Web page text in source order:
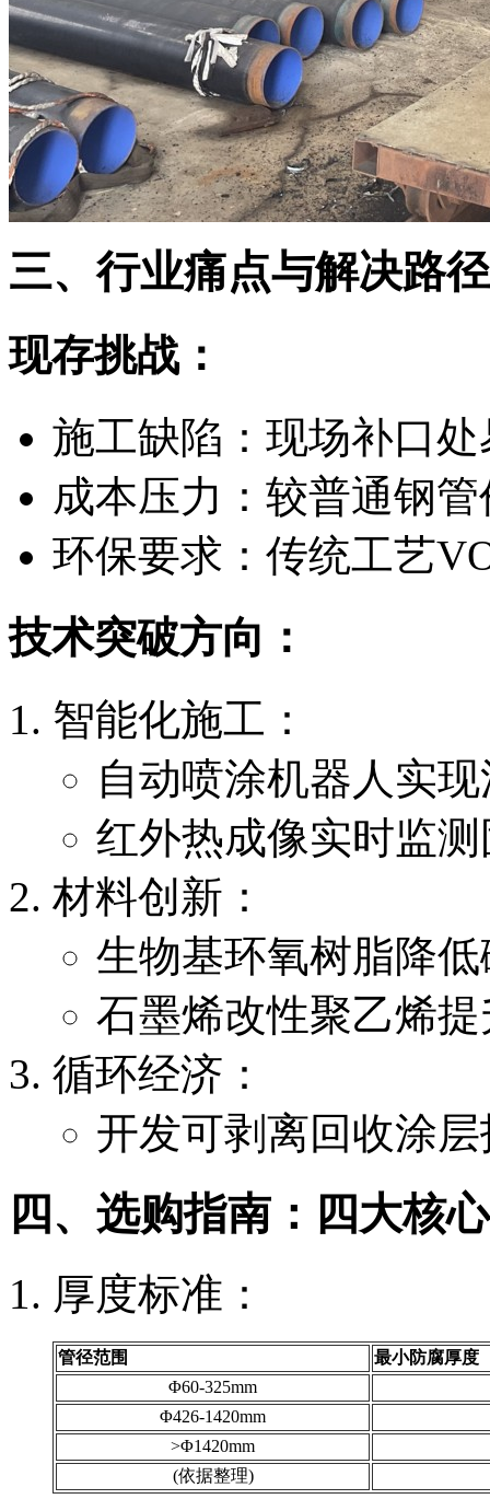
三、行业痛点与解决路径
现存挑战：
施工缺陷：现场补口
成本压力：较普通钢
环保要求：传统工艺
技术突破方向：
智能化施工：
自动喷涂机器人实
红外热成像实时监
材料创新：
生物基环氧树脂降
石墨烯改性聚乙烯
循环经济：
开发可剥离回收涂
四、选购指南：四大核
厚度标准：
管径范围
最小防腐厚度
Φ60-325mm
Φ426-1420mm
>Φ1420mm
(依据整理)